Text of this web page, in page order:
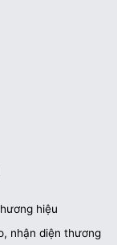
hiệu
nhận diện thương